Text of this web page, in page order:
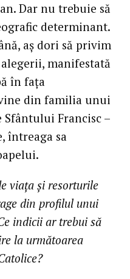
Dar nu trebuie să
determinant.
aş dori să privim
manifestată
în faţa
din familia unui
Francisc –
întreaga sa
viaţa şi resorturile
din profilul unui
indicii ar trebui să
la următoarea